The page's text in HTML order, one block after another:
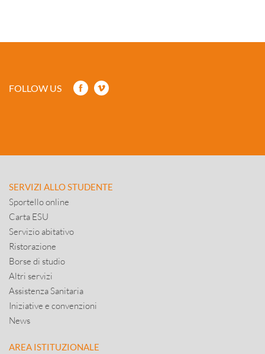
FOLLOW US
SERVIZI ALLO STUDENTE
Sportello online
Carta ESU
Servizio abitativo
Ristorazione
Borse di studio
Altri servizi
Assistenza Sanitaria
Iniziative e convenzioni
News
AREA ISTITUZIONALE